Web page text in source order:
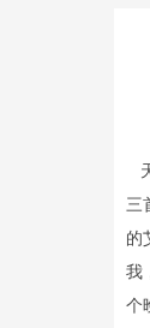
三
的
我
个